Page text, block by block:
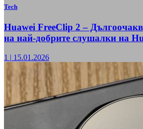
Tech
Huawei FreeClip 2 –
на най-добрите слушалки на
1 | 15.01.2026